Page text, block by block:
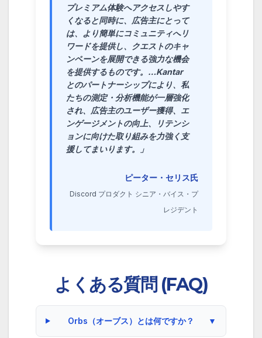
プレミアム体験へアクセスしやす
くなると同時に、広告主にとって
は、より簡単にコミュニティへリ
ワードを提供し、クエストのキャ
ンペーンを展開できる強力な機会
を提供するものです。…Kantar
とのパートナーシップにより、私
たちの測定・分析機能が一層強化
され、広告主のユーザー獲得、エ
ンゲージメントの向上、リテンシ
ョンに向けた取り組みを力強く支
援してまいります。」
ピーター・セリス氏
Discord プロダクト シニア・バイス・プ
レジデント
よくある質問 (FAQ)
Orbs（オーブス）とは何ですか？ ▼